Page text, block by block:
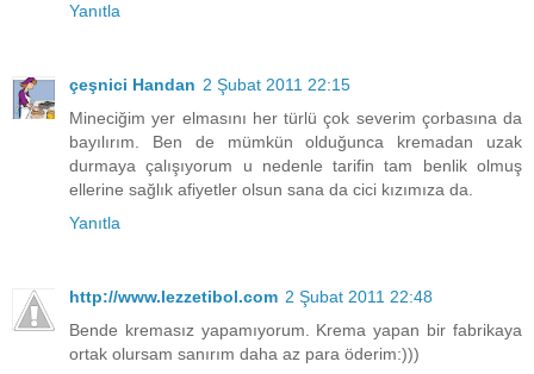
Yanıtla
çeşnici Handan 2 Şubat 2011 22:15
Mineciğim yer elmasını her türlü çok severim çorbasına da
bayılırım. Ben de mümkün olduğunca kremadan uzak
durmaya çalışıyorum u nedenle tarifin tam benlik olmuş
ellerine sağlık afiyetler olsun sana da cici kızımıza da.
Yanıtla
http://www.lezzetibol.com 2 Şubat 2011 22:48
Bende kremasız yapamıyorum. Krema yapan bir fabrikaya
ortak olursam sanırım daha az para öderim:)))